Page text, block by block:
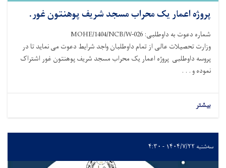
پروژه اعمار یک محراب مسجد شریف پوهنتون غور.
شماره دعوت به داوطلبی: MOHE/1404/NCB/W-026
وزارت تحصیلات عالی از تمام داوطلبان واجد شرایط دعوت می نماید تا در
پروسه داوطلبی پروژه اعمار یک محراب مسجد شریف پوهنتون غور اشتراک
نموده و . . .
بیشتر
سه‌شنبه ۱۴۰۴/۷/۲۲ - ۴:۳۰